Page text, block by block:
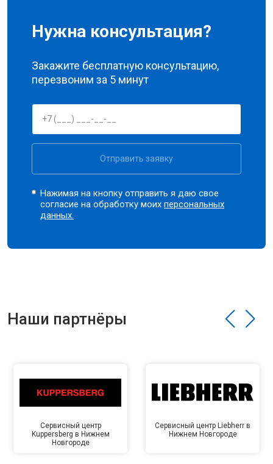
Нужна консультация?
Закажите бесплатную консультацию,
перезвоним за 5 минут
Отправить заявку
Нажимая на кнопку отправить я даю свое
согласие на обработку моихперсональных
данных.
Наши партнёры
Сервисный центр
Kuppersberg в Нижнем
Новгороде
Сервисный центр Liebherr в
Нижнем Новгороде